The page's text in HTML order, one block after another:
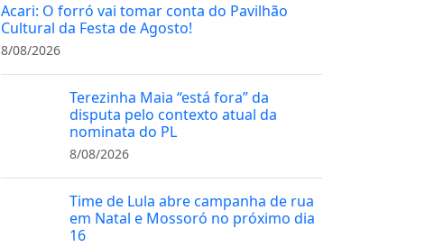
Acari: O forró vai tomar conta do Pavilhão
Cultural da Festa de Agosto!
8/08/2026
Terezinha Maia “está fora” da
disputa pelo contexto atual da
nominata do PL
8/08/2026
Time de Lula abre campanha de rua
em Natal e Mossoró no próximo dia
16